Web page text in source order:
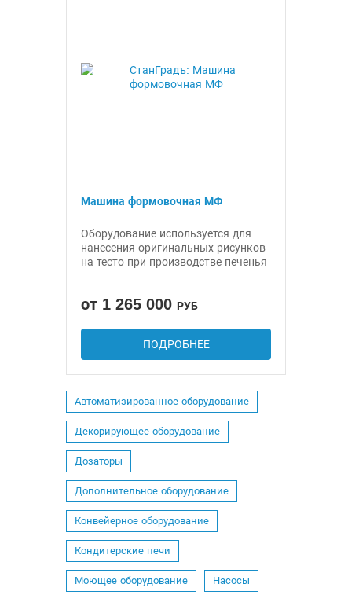
Машина формовочная МФ
Оборудование используется для
нанесения оригинальных рисунков
на тесто при производстве печенья
от 1 265 000 РУБ
ПОДРОБНЕЕ
Автоматизированное оборудование
Декорирующее оборудование
Дозаторы
Дополнительное оборудование
Конвейерное оборудование
Кондитерские печи
Моющее оборудование Насосы